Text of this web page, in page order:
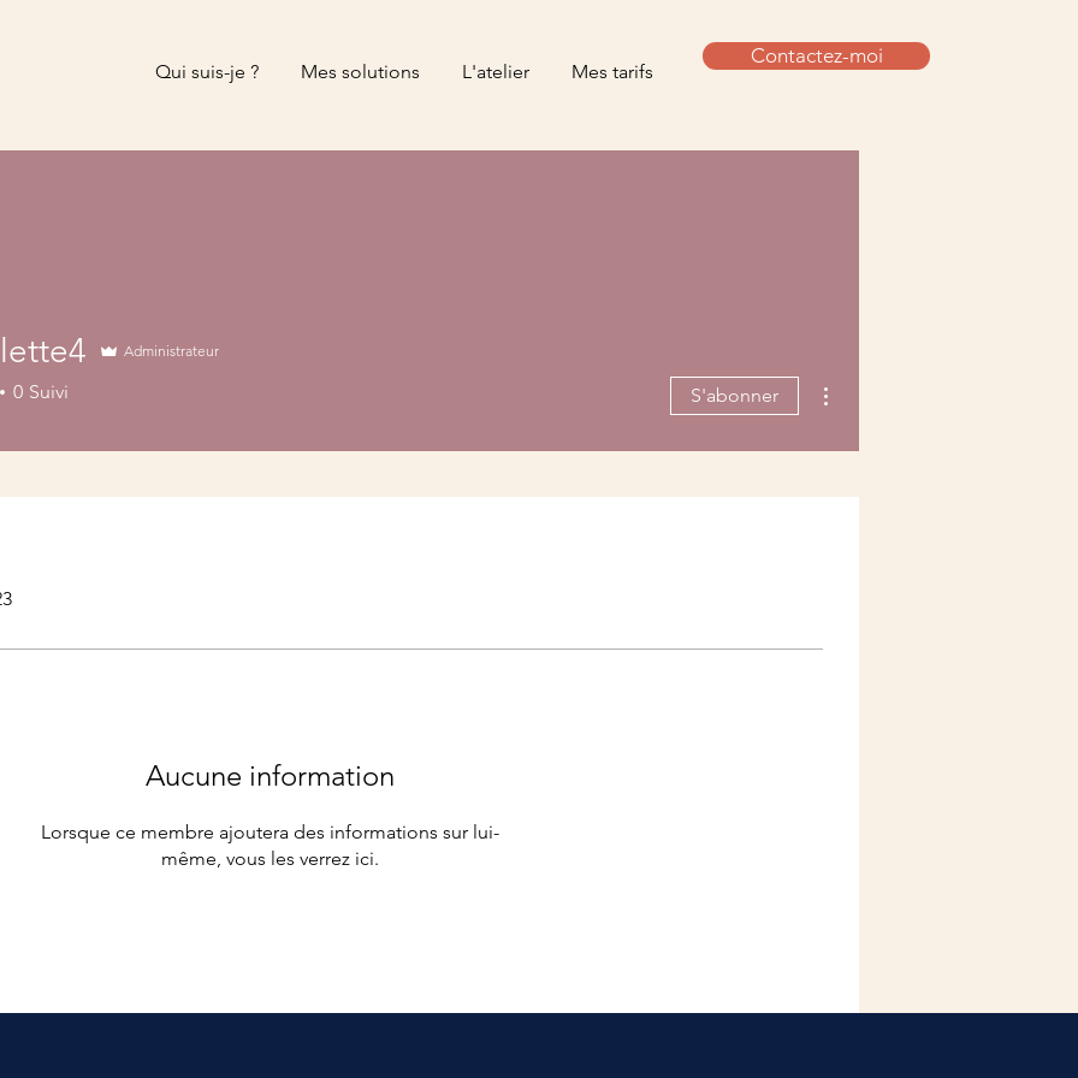
Qui suis-je ? Mes solutions L'atelier Mes tarifs
Contactez-moi
Aucune information
Lorsque ce membre ajoutera des informations sur lui-
même, vous les verrez ici.
Administrateur
0 Suivi S'abonner